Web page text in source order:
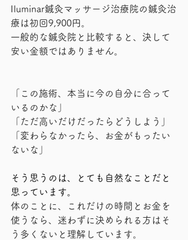
Iluminar鍼灸マッサージ治療院の鍼灸治
療は初回9,900円。
一般的な鍼灸院と比較すると、決して
安い金額ではありません。
「この施術、本当に今の自分に合って
いるのかな」
「ただ高いだけだったらどうしよう」
「変わらなかったら、お金がもったい
ないな」
そう思うのは、とても自然なことだと
思っています。
体のことに、これだけの時間とお金を
使うなら、迷わずに決められる方はそ
う多くないと理解しています。